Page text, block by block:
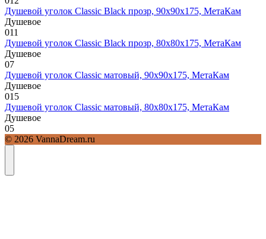
Душевой уголок Classic Black прозр, 90х90х175, МетаКам
Душевое
011
Душевой уголок Classic Black прозр, 80х80х175, МетаКам
Душевое
07
Душевой уголок Classic матовый, 90х90х175, МетаКам
Душевое
015
Душевой уголок Classic матовый, 80х80х175, МетаКам
Душевое
05
© 2026 VannaDream.ru